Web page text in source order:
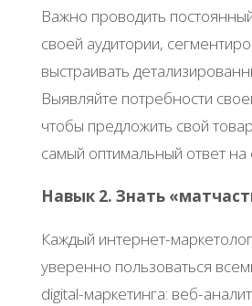
Важно проводить
своей аудитории,
выстраивать
Выявляйте потребности
чтобы предложить свой
самый оптимальный ответ на
Навык 2. Знать
Каждый интернет-
уверенно пользоваться
digital-маркетинга: веб-